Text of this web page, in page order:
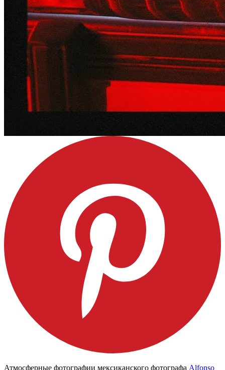
Атмосферные фотографии мексиканского фотографа Alfonso